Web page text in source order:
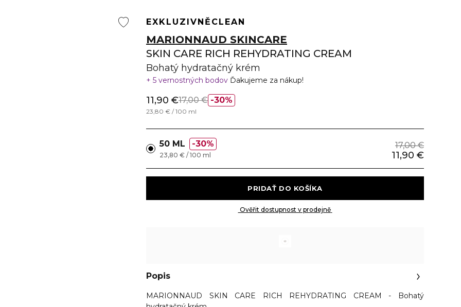
EXKLUZIVNĚ CLEAN
MARIONNAUD SKINCARE
SKIN CARE RICH REHYDRATING CREAM
Bohatý hydratačný krém
5 vernostných bodov Ďakujeme za nákup!
30%
11,90 €17,00 €
23,80 € / 100 ml
50 ML 30% 17,00 €
11,90 €
23,80 € / 100 ml
Ověřit dostupnost v prodejně
Popis
MARIONNAUD SKIN CARE RICH REHYDRATING CREAM - Bohatý